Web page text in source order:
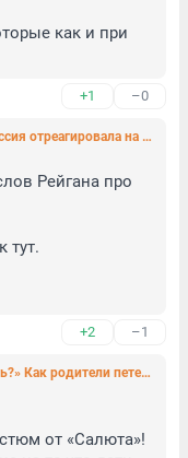
как и при
+1 –0
«Триумф политического маразма». Как Россия отреагировала на американское «убийца» в адрес Путина
Рейгана про
тут.
+2 –1
«Давайте, я тоже напишу! Куда надо писать?» Как родители петербургских олимпиадников за сутки выбили форму со склада
от «Салюта»!